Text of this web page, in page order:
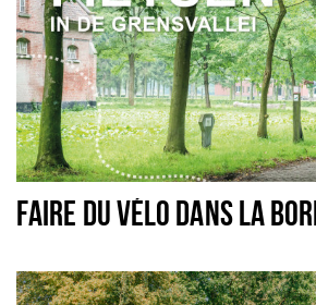
FAIRE DU VÉLO DANS LA